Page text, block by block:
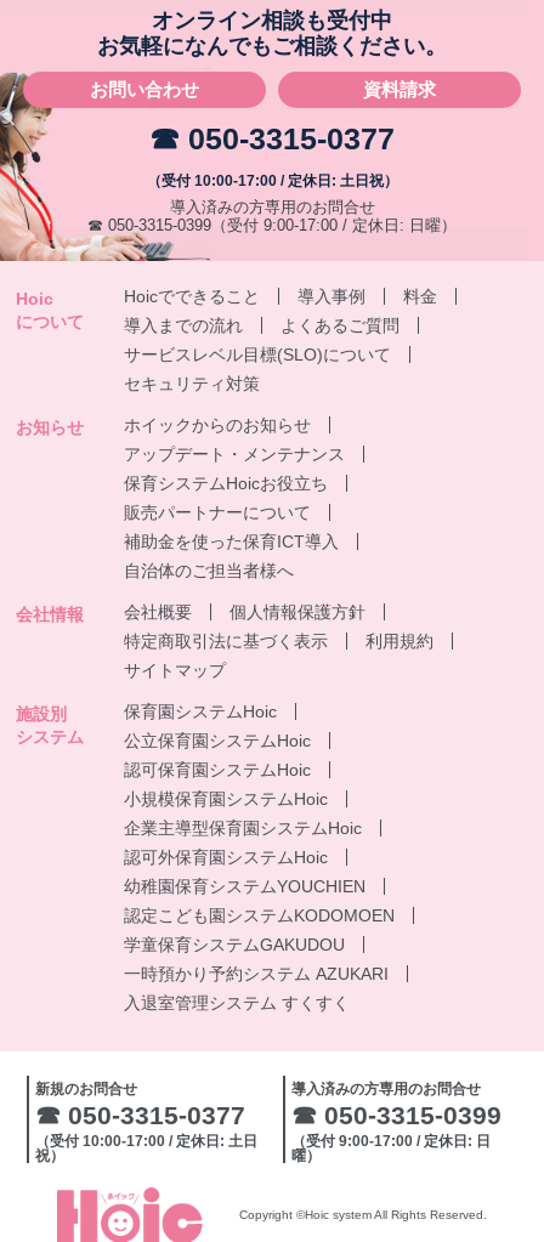
オンライン相談も受付中
お気軽になんでもご相談ください。
お問い合わせ 資料請求
☎ 050-3315-0377
（受付 10:00-17:00 / 定休日: 土日祝）
導入済みの方専用のお問合せ
☎ 050-3315-0399 （受付 9:00-17:00 / 定休日: 日曜）
Hoic
について
Hoicでできること 導入事例
料金
導入までの流れ
よくあるご質問
サービスレベル目標(SLO)について
セキュリティ対策
お知らせ
ホイックからのお知らせ
アップデート・メンテナンス
保育システムHoicお役立ち
販売パートナーについて
補助金を使った保育ICT導入
自治体のご担当者様へ
会社情報 会社概要
個人情報保護方針
特定商取引法に基づく表示
利用規約
サイトマップ
施設別
システム
保育園システムHoic
公立保育園システムHoic
認可保育園システムHoic
小規模保育園システムHoic
企業主導型保育園システムHoic
認可外保育園システムHoic
幼稚園保育システムYOUCHIEN
認定こども園システムKODOMOEN
学童保育システムGAKUDOU
一時預かり予約システム AZUKARI
入退室管理システム すくすく
Copyright ©Hoic system All Rights Reserved.
新規のお問合せ
☎ 050-3315-0377
（受付 10:00-17:00 / 定休日: 土日
祝）
導入済みの方専用のお問合せ
☎ 050-3315-0399
（受付 9:00-17:00 / 定休日: 日
曜）